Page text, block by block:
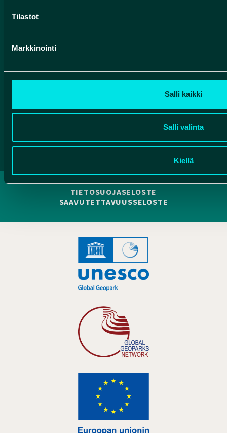
Tilastot
Markkinointi
Salli kaikki
Salli valinta
Kiellä
Tilaa Geoparkin uutiskirje
YouTube
TIETOSUOJASELOSTE
SAAVUTETTAVUUSSELOSTE
Hankelogo